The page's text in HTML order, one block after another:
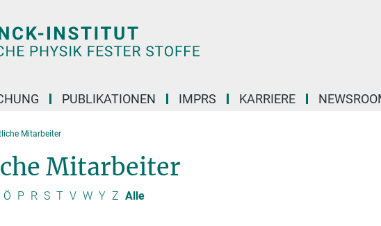
PUBLIKATIONEN IMPRS KARRIERE
Mitarbeiter
Mitarbeiter
Ö P R S T V W Y Z Alle